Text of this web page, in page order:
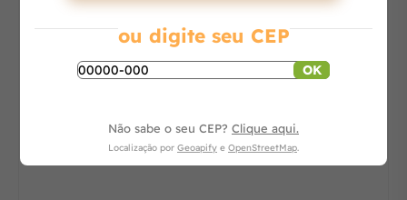
- +
Adicionar ao carrinho
ou digite seu CEP
OK
Não sabe o seu CEP? Clique aqui.
Localização por Geoapify e OpenStreetMap.